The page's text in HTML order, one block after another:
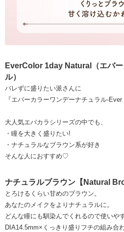
EverColor 1day Natural（エバ
ル）
バレずに盛りたい派さんに
『エバーカラーワンデーナチュラル-Ever
大人気エバカラシリーズの中でも、
・瞳を大きく盛りたい!
・ナチュラルなブラウン系が好き
そんな人におすすめ♡
ナチュラルブラウン【Natural
とろけるくらい甘めのブラウン。
あなたのメイクをよりナチュラルに。
どんな瞳にも馴染んでくれるので使いや
DIA14.5mm×くっきり盛りフチの組み合